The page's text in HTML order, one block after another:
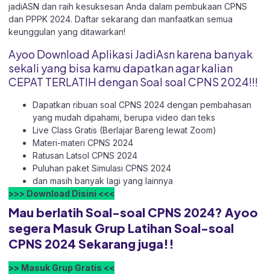
jadiASN dan raih kesuksesan Anda dalam pembukaan CPNS
dan PPPK 2024. Daftar sekarang dan manfaatkan semua
keunggulan yang ditawarkan!
Ayoo Download Aplikasi JadiAsn karena banyak
sekali yang bisa kamu dapatkan agar kalian
CEPAT TERLATIH dengan Soal soal CPNS 2024!!!
Dapatkan ribuan soal CPNS 2024 dengan pembahasan
yang mudah dipahami, berupa video dan teks
Live Class Gratis (Berlajar Bareng lewat Zoom)
Materi-materi CPNS 2024
Ratusan Latsol CPNS 2024
Puluhan paket Simulasi CPNS 2024
dan masih banyak lagi yang lainnya
>>> Download Disini <<<
Mau berlatih Soal-soal CPNS 2024? Ayoo
segera Masuk Grup Latihan Soal-soal
CPNS 2024 Sekarang juga!!
>> Masuk Grup Gratis <<